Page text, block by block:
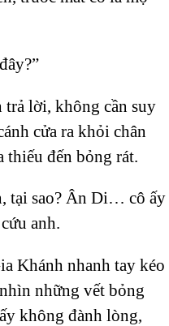
lời, không cần suy
cửa ra khỏi chân
đến bỏng rát.
tại sao? Ân Di… cô ấy
anh.
Khánh nhanh tay kéo
những vết bỏng
không đành lòng,